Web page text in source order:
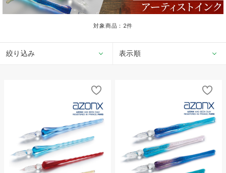
対象商品： 2件
絞り込み 表示順